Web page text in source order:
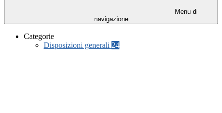
Menu di
navigazione
Categorie
Disposizioni generali 24